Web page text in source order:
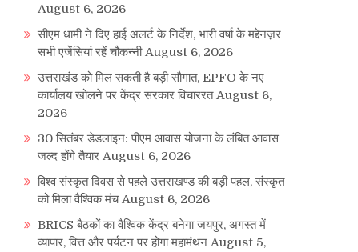
August 6, 2026
सीएम धामी ने दिए हाई अलर्ट के निर्देश, भारी वर्षा के मद्देनज़र
सभी एजेंसियां रहें चौकन्नी August 6, 2026
उत्तराखंड को मिल सकती है बड़ी सौगात, EPFO के नए
कार्यालय खोलने पर केंद्र सरकार विचाररत August 6,
2026
30 सितंबर डेडलाइन: पीएम आवास योजना के लंबित आवास
जल्द होंगे तैयार August 6, 2026
विश्व संस्कृत दिवस से पहले उत्तराखण्ड की बड़ी पहल, संस्कृत
को मिला वैश्विक मंच August 6, 2026
BRICS बैठकों का वैश्विक केंद्र बनेगा जयपुर, अगस्त में
व्यापार, वित्त और पर्यटन पर होगा महामंथन August 5,